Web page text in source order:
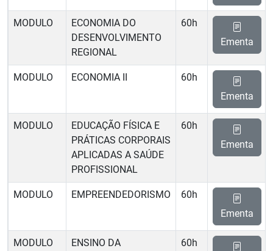
MODULO
ECONOMIA DO
DESENVOLVIMENTO
REGIONAL
60h
Ementa
MODULO ECONOMIA II
60h
Ementa
MODULO
EDUCAÇÃO FÍSICA E
PRÁTICAS CORPORAIS
APLICADAS A SAÚDE
PROFISSIONAL
60h
Ementa
MODULO EMPREENDEDORISMO
60h
Ementa
MODULO
ENSINO DA
60h